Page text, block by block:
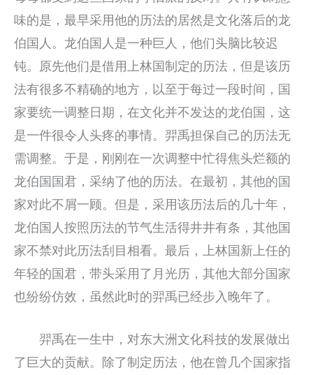
味的是，最早采用他的历法的居然是文化落后的龙
伯国人。龙伯国人是一种巨人，他们头脑比较迟
钝。原先他们是借用上林国制定的历法，但是该历
法有很多不精确的地方，以至于每过一段时间，国
家要统一调整日期，在文化并不发达的龙伯国，这
是一件很令人头疼的事情。羿禹担保自己的历法无
需调整。于是，刚刚在一次调整中忙得焦头烂额的
龙伯国国君，采纳了他的历法。在最初，其他的国
家对此不屑一顾。但是，采用该历法后的几十年，
龙伯国人按照历法的节气生活得井井有条，其他国
家不禁对此历法刮目相看。最后，上林国新上任的
年轻的国君，带头采用了月光历，其他大部分国家
也纷纷仿效，虽然此时的羿禹已经步入晚年了。
羿禹在一生中，对东大洲文化科技的发展做出
了巨大的贡献。除了制定历法，他在曾几个国家指